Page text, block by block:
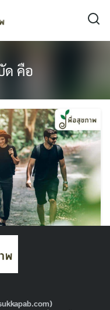
ด คือ
ไง ทำไม
จ็บป่วยของเราได้
าพน่ารู้